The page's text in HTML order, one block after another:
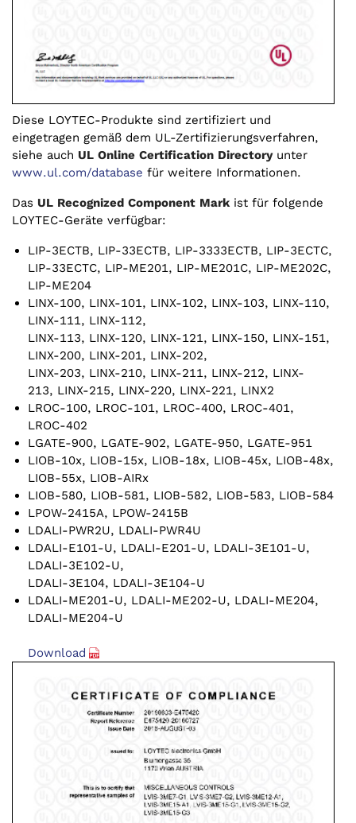
Diese LOYTEC-Produkte sind zertifiziert und
eingetragen gemäß dem UL-Zertifizierungsverfahren,
siehe auch UL Online Certification Directoryunter
www.ul.com/database für weitere Informationen.
Das UL Recognized Component Mark ist für folgende
LOYTEC-Geräte verfügbar:
LIP-3ECTB, LIP-33ECTB, LIP-3333ECTB, LIP-3ECTC,
LIP-33ECTC, LIP-ME201, LIP-ME201C, LIP-ME202C,
LIP-ME204
LINX-100, LINX-101, LINX-102, LINX-103, LINX-110,
LINX-111, LINX-112,
LINX-113, LINX-120, LINX-121, LINX-150, LINX-151,
LINX-200, LINX-201, LINX-202,
LINX-203, LINX-210, LINX-211, LINX-212, LINX-
213, LINX-215, LINX-220, LINX-221, LINX2
LROC-100, LROC-101, LROC-400, LROC-401,
LROC-402
LGATE-900, LGATE-902, LGATE-950, LGATE-951
LIOB-10x, LIOB-15x, LIOB-18x, LIOB-45x, LIOB-48x,
LIOB-55x, LIOB-AIRx
LIOB-580, LIOB-581, LIOB-582, LIOB-583, LIOB-584
LPOW-2415A, LPOW-2415B
LDALI-PWR2U, LDALI-PWR4U
LDALI-E101-U, LDALI-E201-U, LDALI-3E101-U,
LDALI-3E102-U,
LDALI-3E104, LDALI-3E104-U
LDALI-ME201-U, LDALI-ME202-U, LDALI-ME204,
LDALI-ME204-U
Download